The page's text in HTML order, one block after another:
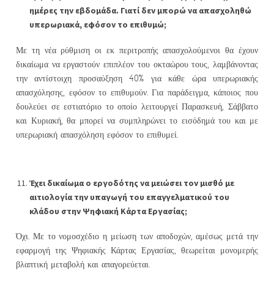
ημέρες την εβδομάδα. Γιατί δεν μπορώ να απασχοληθώ
υπερωριακά, εφόσον το επιθυμώ;
Με τη νέα ρύθμιση οι εκ περιτροπής απασχολούμενοι θα έχουν
δικαίωμα να εργαστούν επιπλέον του οκταώρου τους, λαμβάνοντας
την αντίστοιχη προσαύξηση 40% για κάθε ώρα υπερωριακής
απασχόλησης, εφόσον το επιθυμούν. Για παράδειγμα, κάποιος που
δουλεύει σε εστιατόριο το οποίο λειτουργεί Παρασκευή, Σάββατο
και Κυριακή, θα μπορεί να συμπληρώνει το εισόδημά του και με
υπερωριακή απασχόληση εφόσον το επιθυμεί.
Έχει δικαίωμα ο εργοδότης να μειώσει τον μισθό με
αιτιολογία την υπαγωγή του επαγγελματικού του
κλάδου στην Ψηφιακή Κάρτα Εργασίας;
Όχι. Με το νομοσχέδιο η μείωση των αποδοχών, αμέσως μετά την
εφαρμογή της Ψηφιακής Κάρτας Εργασίας, θεωρείται μονομερής
βλαπτική μεταβολή και απαγορεύεται.